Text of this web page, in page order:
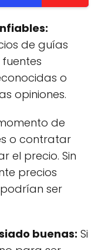
de guías
o
opiniones.
de
o contratar
el precio. Sin
precios
ser
buenas: Si